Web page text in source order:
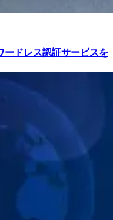
ードレス認証サービスを